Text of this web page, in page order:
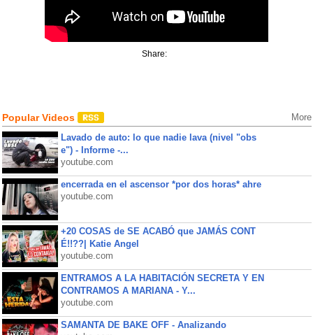
Share:
Popular Videos More
Lavado de auto: lo que nadie lava (nivel "obs
e") - Informe -...
youtube.com
encerrada en el ascensor *por dos horas* ahre
youtube.com
+20 COSAS de SE ACABÓ que JAMÁS CONT
É!!??| Katie Angel
youtube.com
ENTRAMOS A LA HABITACIÓN SECRETA Y EN
CONTRAMOS A MARIANA - Y...
youtube.com
SAMANTA DE BAKE OFF - Analizando